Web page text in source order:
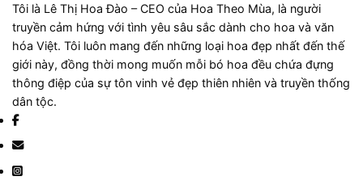
Tôi là Lê Thị Hoa Đào – CEO của Hoa Theo Mùa, là người
truyền cảm hứng với tình yêu sâu sắc dành cho hoa và văn
hóa Việt. Tôi luôn mang đến những loại hoa đẹp nhất đến thế
giới này, đồng thời mong muốn mỗi bó hoa đều chứa đựng
thông điệp của sự tôn vinh vẻ đẹp thiên nhiên và truyền thống
dân tộc.